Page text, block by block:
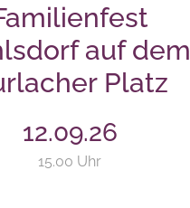
auf dem
Platz
12.09.26
15.00 Uhr